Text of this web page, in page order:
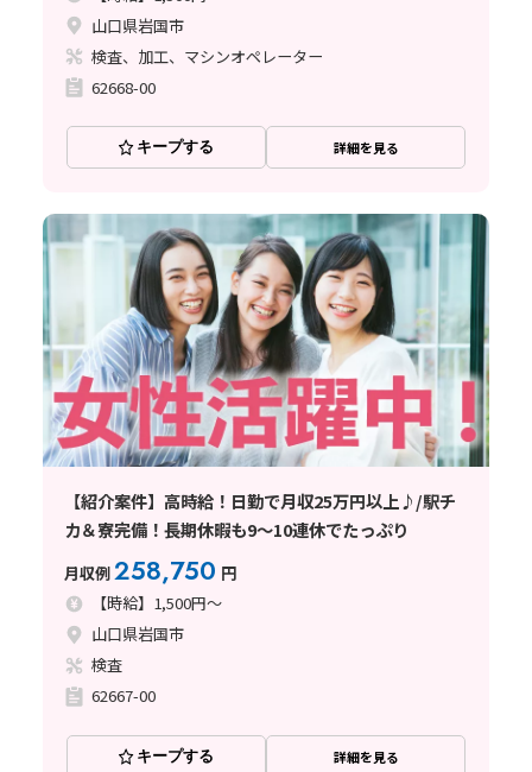
山口県岩国市
検査、加工、マシンオペレーター
62668-00
キープする 詳細を見る
【紹介案件】高時給！日勤で月収25万円以上♪/駅チ
カ＆寮完備！長期休暇も9～10連休でたっぷり
月収例258,750 円
【時給】1,500円～
山口県岩国市
検査
62667-00
キープする 詳細を見る